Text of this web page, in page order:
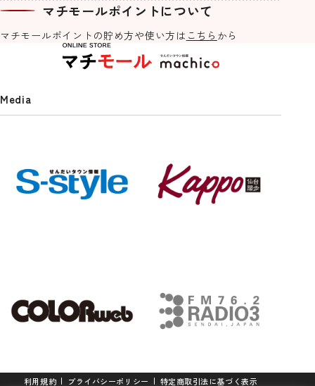
マチモールポイントについて
マチモールポイントの貯め方や使い方は こちら から
Media
利用規約 プライバシーポリシー 特定商取引法に基づく表示